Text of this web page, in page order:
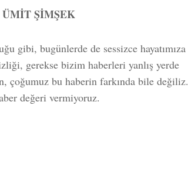
ÜMİT ŞİMŞEK
gibi, bugünlerde de sessizce hayatımıza
gerekse bizim haberleri yanlış yerde
çoğumuz bu haberin farkında bile değiliz.
değeri vermiyoruz.